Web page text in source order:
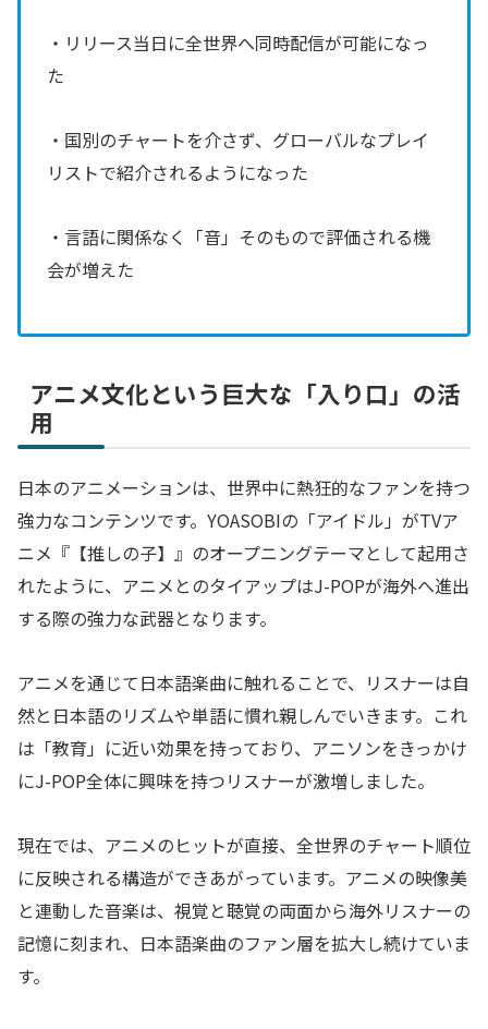
・リリース当日に全世界へ同時配信が可能になっ
た
・国別のチャートを介さず、グローバルなプレイ
リストで紹介されるようになった
・言語に関係なく「音」そのもので評価される機
会が増えた
アニメ文化という巨大な「入り口」の活
用
日本のアニメーションは、世界中に熱狂的なファンを持つ
強力なコンテンツです。YOASOBIの「アイドル」がTVア
ニメ『【推しの子】』のオープニングテーマとして起用さ
れたように、アニメとのタイアップはJ-POPが海外へ進出
する際の強力な武器となります。
アニメを通じて日本語楽曲に触れることで、リスナーは自
然と日本語のリズムや単語に慣れ親しんでいきます。これ
は「教育」に近い効果を持っており、アニソンをきっかけ
にJ-POP全体に興味を持つリスナーが激増しました。
現在では、アニメのヒットが直接、全世界のチャート順位
に反映される構造ができあがっています。アニメの映像美
と連動した音楽は、視覚と聴覚の両面から海外リスナーの
記憶に刻まれ、日本語楽曲のファン層を拡大し続けていま
す。